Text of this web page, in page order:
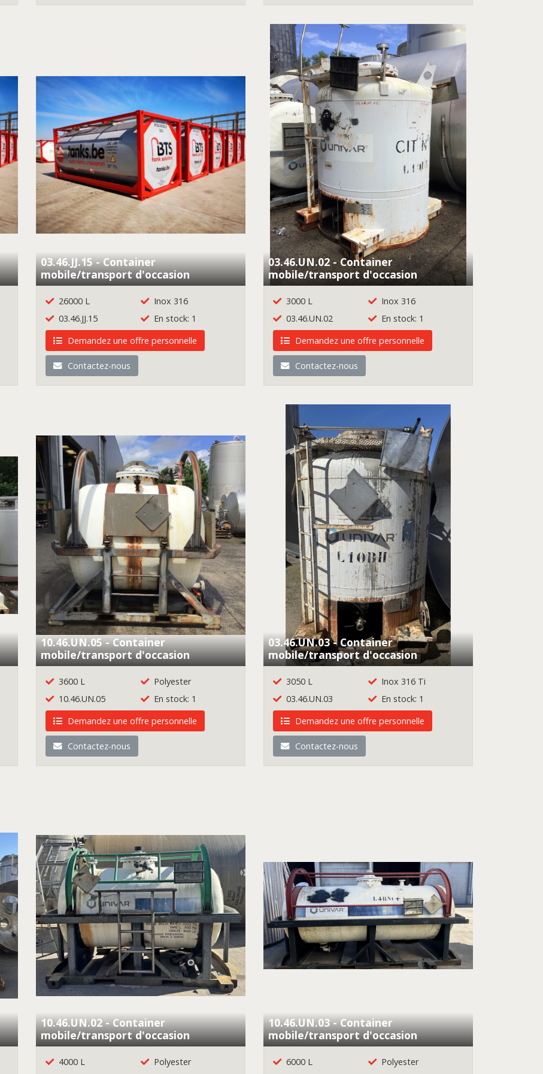
03.46.JJ.15 - Container
mobile/transport d'occasion
26000 L
Inox 316
03.46.JJ.15
En stock: 1
Demandez une offre personnelle
Contactez-nous
03.46.UN.02 - Container
mobile/transport d'occasion
3000 L
Inox 316
03.46.UN.02
En stock: 1
Demandez une offre personnelle
Contactez-nous
10.46.UN.05 - Container
mobile/transport d'occasion
3600 L
Polyester
10.46.UN.05
En stock: 1
Demandez une offre personnelle
Contactez-nous
03.46.UN.03 - Container
mobile/transport d'occasion
3050 L
Inox 316 Ti
03.46.UN.03
En stock: 1
Demandez une offre personnelle
Contactez-nous
10.46.UN.02 - Container
mobile/transport d'occasion
4000 L
Polyester
10.46.UN.03 - Container
mobile/transport d'occasion
6000 L
Polyester